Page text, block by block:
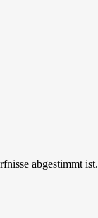
abgestimmt ist.